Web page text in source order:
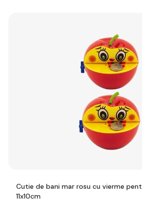
Cutie de bani mar rosu cu vierme
11x10cm